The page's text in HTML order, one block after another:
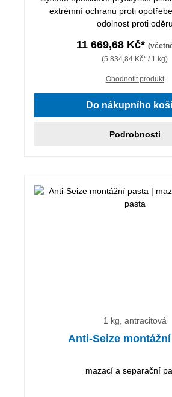
extrémní ochranu proti
odolnost proti oděru
11 669,68 Kč*
(5 834,84 Kč* / 1 kg)
Ohodnotit produkt
Do nákupního
Podrobnosti
1 kg, antracitová
Anti-Seize
mazací a separační